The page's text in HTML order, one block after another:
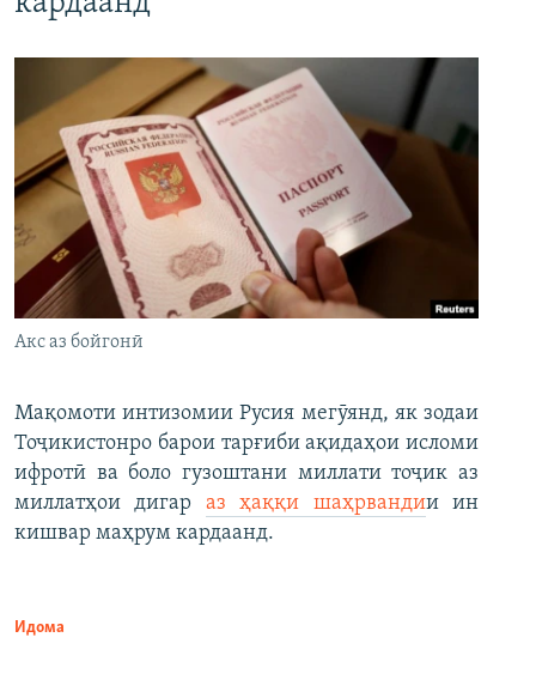
Акс аз бойгонӣ
Мақомоти интизомии Русия мегӯянд, як зодаи
Тоҷикистонро барои тарғиби ақидаҳои исломи
ифротӣ ва боло гузоштани миллати тоҷик аз
миллатҳои дигар аз ҳаққи шаҳрвандии ин
кишвар маҳрум кардаанд.
Идома